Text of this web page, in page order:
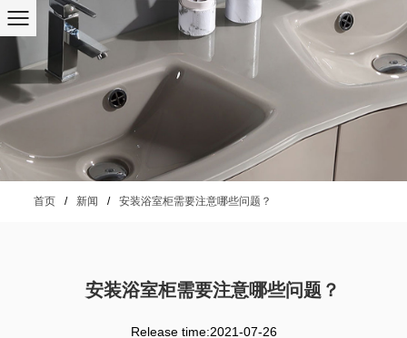
首页 / 新闻 / 安装浴室柜需要注意哪些问题？
安装浴室柜需要注意哪些问题？
Release time:2021-07-26